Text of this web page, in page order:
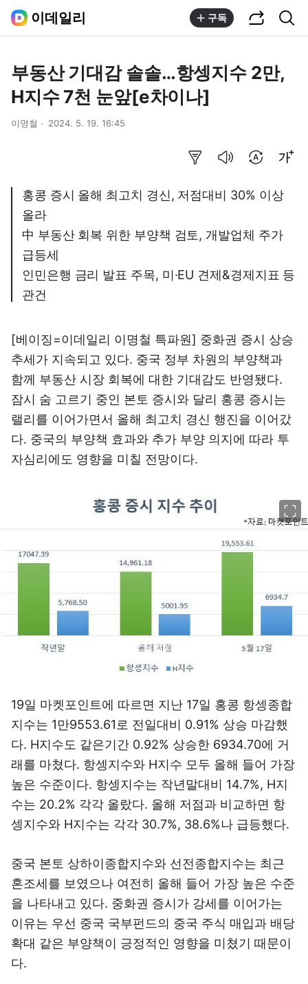
이데일리 구독
부동산 기대감 솔솔…항셍지수 2만,
H지수 7천 눈앞[e차이나]
이명철 2024. 5. 19. 16:45
홍콩 증시 올해 최고치 경신, 저점대비 30% 이상
올라
中 부동산 회복 위한 부양책 검토, 개발업체 주가
급등세
인민은행 금리 발표 주목, 미·EU 견제&경제지표 등
관건
[베이징=이데일리 이명철 특파원] 중화권 증시 상승
추세가 지속되고 있다. 중국 정부 차원의 부양책과
함께 부동산 시장 회복에 대한 기대감도 반영됐다.
잠시 숨 고르기 중인 본토 증시와 달리 홍콩 증시는
랠리를 이어가면서 올해 최고치 경신 행진을 이어갔
다. 중국의 부양책 효과와 추가 부양 의지에 따라 투
자심리에도 영향을 미칠 전망이다.
19일 마켓포인트에 따르면 지난 17일 홍콩 항셍종합
지수는 1만9553.61로 전일대비 0.91% 상승 마감했
다. H지수도 같은기간 0.92% 상승한 6934.70에 거
래를 마쳤다. 항셍지수와 H지수 모두 올해 들어 가장
높은 수준이다. 항셍지수는 작년말대비 14.7%, H지
수는 20.2% 각각 올랐다. 올해 저점과 비교하면 항
셍지수와 H지수는 각각 30.7%, 38.6%나 급등했다.
중국 본토 상하이종합지수와 선전종합지수는 최근
혼조세를 보였으나 여전히 올해 들어 가장 높은 수준
을 나타내고 있다. 중화권 증시가 강세를 이어가는
이유는 우선 중국 국부펀드의 중국 주식 매입과 배당
확대 같은 부양책이 긍정적인 영향을 미쳤기 때문이
다.